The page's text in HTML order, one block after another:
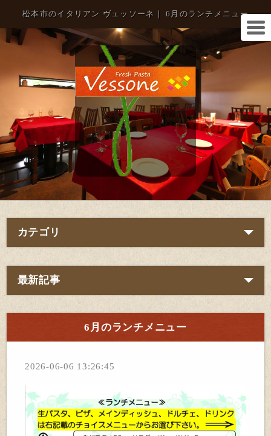
松本市のイタリアン ヴェッソーネ｜ 6月のランチメニュー
カテゴリ
最新記事
6月のランチメニュー
2026-06-06 13:26:45